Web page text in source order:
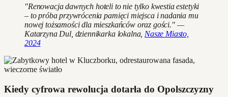
"Renowacja dawnych hoteli to nie tylko kwestia estetyki
– to próba przywrócenia pamięci miejsca i nadania mu
nowej tożsamości dla mieszkańców oraz gości." —
Katarzyna Dul, dziennikarka lokalna, Nasze Miasto,
2024
Kiedy cyfrowa rewolucja dotarła do Opolszczyzny